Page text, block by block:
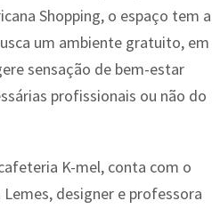
Shopping, o espaço tem a
um ambiente gratuito, em
sensação de bem-estar
profissionais ou não do
K-mel, conta com o
designer e professora